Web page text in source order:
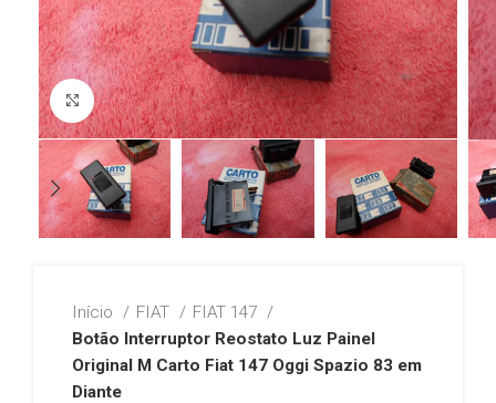
Click to enlarge
Início FIAT
FIAT 147
Botão Interruptor Reostato Luz Painel
Original M Carto Fiat 147 Oggi Spazio 83 em
Diante